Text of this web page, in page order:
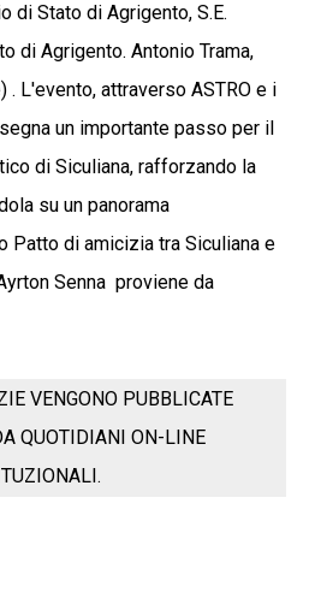
di Stato di Agrigento, S.E.
di Agrigento. Antonio Trama,
. L'evento, attraverso ASTRO e i
un importante passo per il
di Siculiana, rafforzando la
su un panorama
Patto di amicizia tra Siculiana e
Senna proviene da
VENGONO PUBBLICATE
QUOTIDIANI ON-LINE